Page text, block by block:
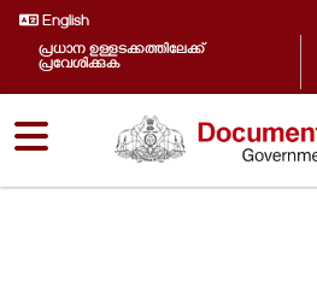
English
പ്രധാന ഉള്ളടക്കത്തിലേക്ക്
പ്രവേശിക്കുക